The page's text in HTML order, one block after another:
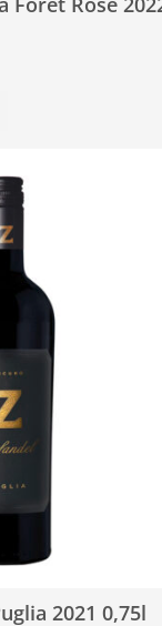
2021 0,75l